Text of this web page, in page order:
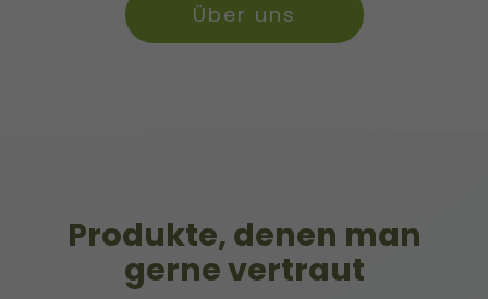
Über uns
Produkte, denen man
gerne vertraut